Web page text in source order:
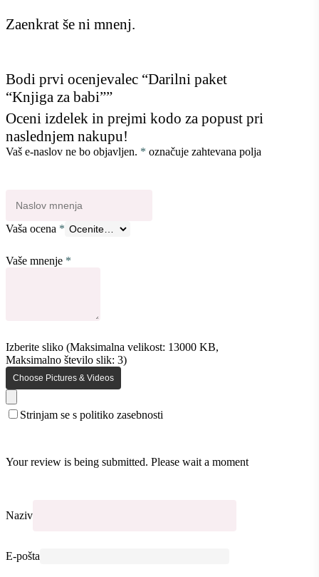
Zaenkrat še ni mnenj.
Bodi prvi ocenjevalec “Darilni paket
“Knjiga za babi””
Oceni izdelek in prejmi kodo za popust pri
naslednjem nakupu!
Vaš e-naslov ne bo objavljen. * označuje zahtevana polja
Vaša ocena *
Vaše mnenje *
Izberite sliko (Maksimalna velikost: 13000 KB,
Maksimalno število slik: 3)
Choose Pictures & Videos
Strinjam se s politiko zasebnosti
Your review is being submitted. Please wait a moment
Naziv
E-pošta